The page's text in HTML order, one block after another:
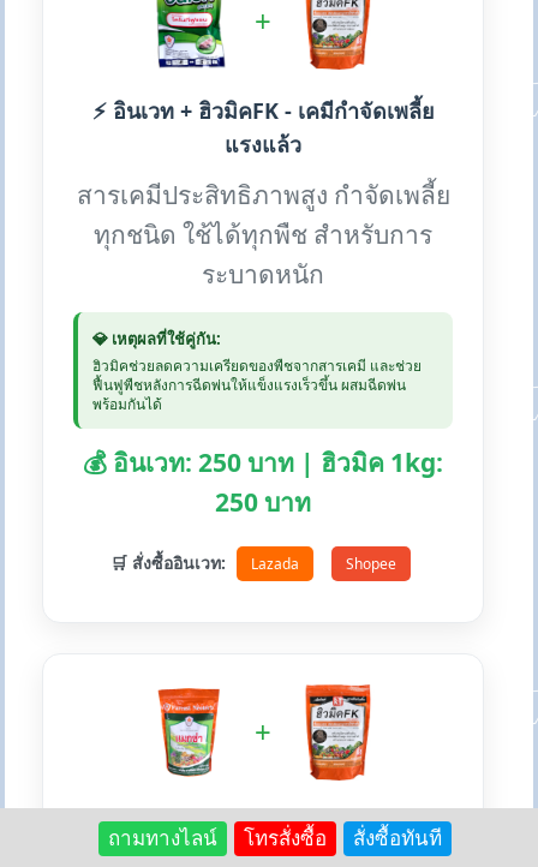
+
⚡ อินเวท + ฮิวมิคFK - เคมีกำจัดเพลี้ย
แรงแล้ว
สารเคมีประสิทธิภาพสูง กำจัดเพลี้ย
ทุกชนิด ใช้ได้ทุกพืช สำหรับการ
ระบาดหนัก
💎 เหตุผลที่ใช้คู่กัน:
ฮิวมิคช่วยลดความเครียดของพืชจากสารเคมี และช่วย
ฟื้นฟูพืชหลังการฉีดพ่นให้แข็งแรงเร็วขึ้น ผสมฉีดพ่น
พร้อมกันได้
💰 อินเวท: 250 บาท | ฮิวมิค 1kg:
250 บาท
🛒 สั่งซื้ออินเวท: Lazada Shopee
+
💚 แม็กซ่า + ฮิวมิคFK - สร้างภูมิต้านทาน
ถามทางไลน์ โทรสั่งซื้อ สั่งซื้อทันที